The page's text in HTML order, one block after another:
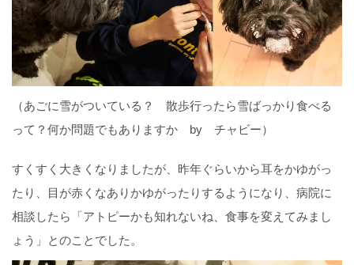
（あごに雪がついている？ 散歩行ったら雪ばっかり食べる
って？何か問題でもありますか by チャビー）
すくすく大きくなりましたが、昨年ぐらいから耳をかゆがっ
たり、目が赤くなありかゆがったりするようになり、病院に
相談したら「アトピーかも知れないね、食事を変えてみまし
ょう」とのことでした。